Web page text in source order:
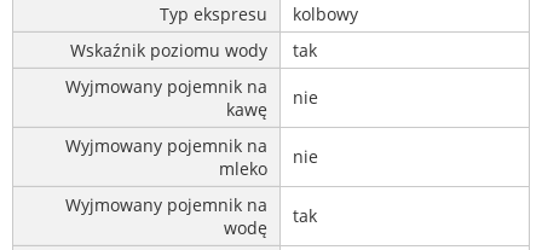
Typ ekspresu
kolbowy
Wskaźnik poziomu wody
tak
Wyjmowany pojemnik na
kawę
nie
Wyjmowany pojemnik na
mleko
nie
Wyjmowany pojemnik na
wodę
tak